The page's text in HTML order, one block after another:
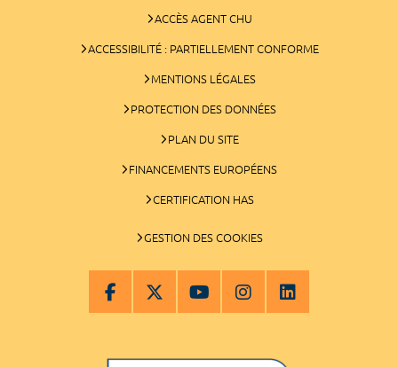
ACCÈS AGENT CHU
ACCESSIBILITÉ : PARTIELLEMENT CONFORME
MENTIONS LÉGALES
PROTECTION DES DONNÉES
PLAN DU SITE
FINANCEMENTS EUROPÉENS
CERTIFICATION HAS
GESTION DES COOKIES